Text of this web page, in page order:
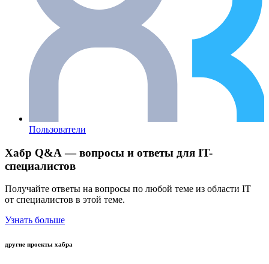
Пользователи
Хабр Q&A — вопросы и ответы для IT-
специалистов
Получайте ответы на вопросы по любой теме из области IT
от специалистов в этой теме.
Узнать больше
другие проекты хабра